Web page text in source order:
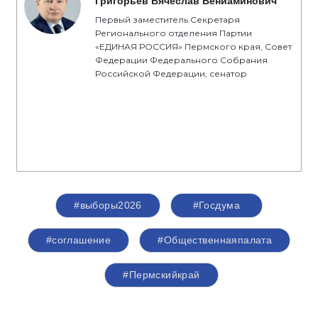
Первый заместитель Секретаря
Регионального отделения Партии
«ЕДИНАЯ РОССИЯ» Пермского края, Совет
Федерации Федерального Собрания
Российской Федерации, сенатор
#выборы2026 #Госдума
#соглашение #Общественнаяпалата
#Пермскийкрай